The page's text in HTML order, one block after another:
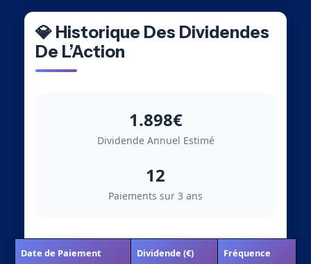
💎 Historique Des Dividendes
De L’Action
1.898€
Dividende Annuel Estimé
12
Paiements sur 3 ans
Date de Paiement Dividende (€) Fréquence